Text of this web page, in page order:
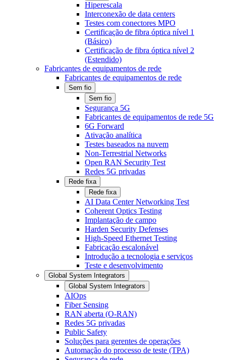
Hiperescala
Interconexão de data centers
Testes com conectores MPO
Certificação de fibra óptica nível 1
(Básico)
Certificação de fibra óptica nível 2
(Estendido)
Fabricantes de equipamentos de rede
Fabricantes de equipamentos de rede
Sem fio
Sem fio
Segurança 5G
Fabricantes de equipamentos de rede 5G
6G Forward
Ativação analítica
Testes baseados na nuvem
Non-Terrestrial Networks
Open RAN Security Test
Redes 5G privadas
Rede fixa
Rede fixa
AI Data Center Networking Test
Coherent Optics Testing
Implantação de campo
Harden Security Defenses
High-Speed Ethernet Testing
Fabricação escalonável
Introdução a tecnologia e serviços
Teste e desenvolvimento
Global System Integrators
Global System Integrators
AIOps
Fiber Sensing
RAN aberta (O-RAN)
Redes 5G privadas
Public Safety
Soluções para gerentes de operações
Automação do processo de teste (TPA)